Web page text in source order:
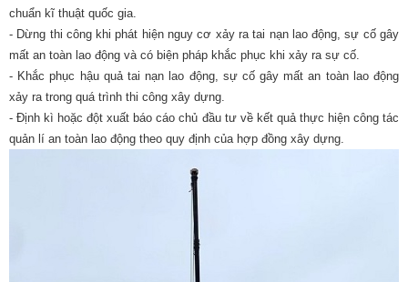
chuẩn kĩ thuật quốc gia.
- Dừng thi công khi phát hiện nguy cơ xảy ra tai nạn lao động, sự cố gây
mất an toàn lao động và có biện pháp khắc phục khi xảy ra sự cố.
- Khắc phục hậu quả tai nạn lao động, sự cố gây mất an toàn lao động
xảy ra trong quá trình thi công xây dựng.
- Định kì hoặc đột xuất báo cáo chủ đầu tư về kết quả thực hiện công tác
quản lí an toàn lao động theo quy định của hợp đồng xây dựng.